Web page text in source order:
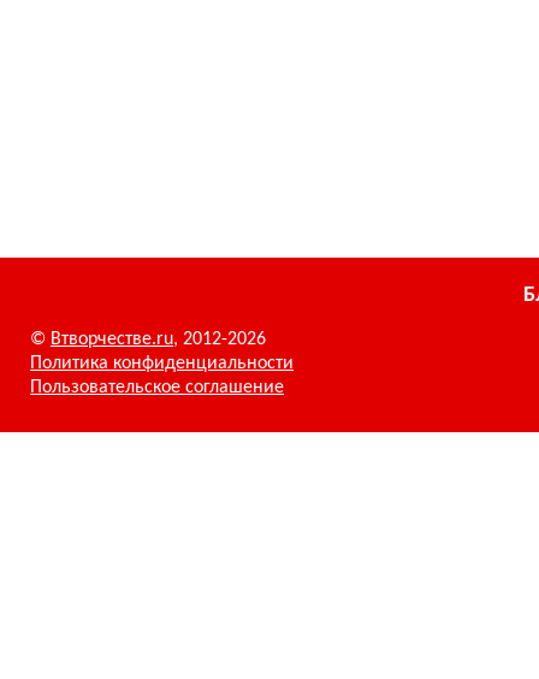
© Втворчестве.ru, 2012-2026
Политика конфиденциальности
Пользовательское соглашение